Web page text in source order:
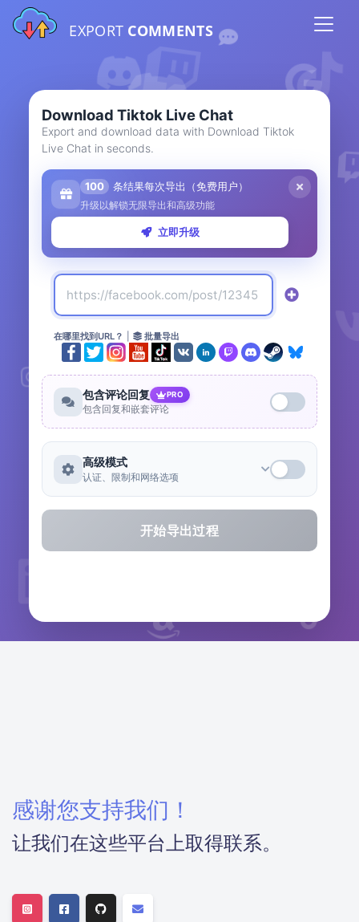
EXPORT COMMENTS
Download Tiktok Live Chat
Export and download data with Download Tiktok
Live Chat in seconds.
100 条结果每次导出（免费用户）
升级以解锁无限导出和高级功能
立即升级
在哪里找到URL？ 批量导出
包含评论回复 PRO
包含回复和嵌套评论
高级模式
认证、限制和网络选项
开始导出过程
感谢您支持我们！
让我们在这些平台上取得联系。